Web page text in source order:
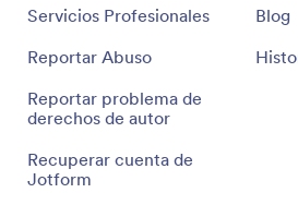
Servicios Profesionales
Reportar Abuso
Reportar problema de
derechos de autor
Recuperar cuenta de
Jotform
Blog